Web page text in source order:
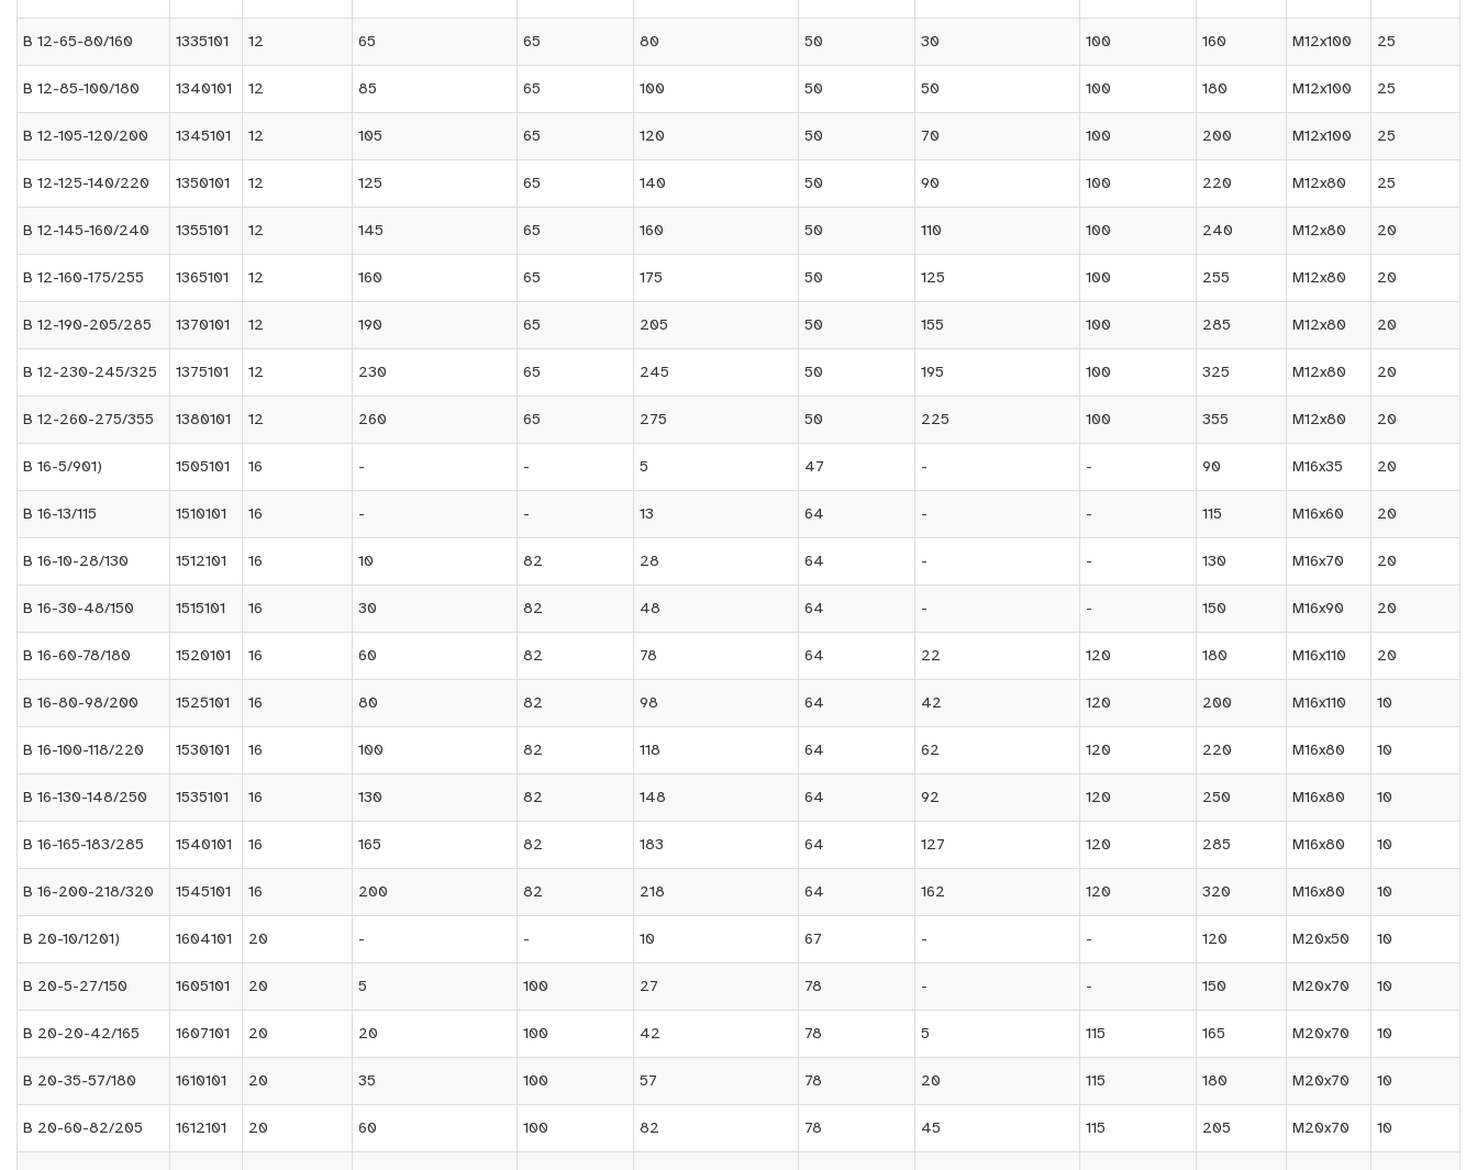
B 12-65-80/160 1335101 12 65 65 80 50 30 100 160 M12x100 25
B 12-85-100/180 1340101 12 85 65 100 50 50 100 180 M12x100 25
B 12-105-120/200 1345101 12 105 65 120 50 70 100 200 M12x100 25
B 12-125-140/220 1350101 12 125 65 140 50 90 100 220 M12x80 25
B 12-145-160/240 1355101 12 145 65 160 50 110 100 240 M12x80 20
B 12-160-175/255 1365101 12 160 65 175 50 125 100 255 M12x80 20
B 12-190-205/285 1370101 12 190 65 205 50 155 100 285 M12x80 20
B 12-230-245/325 1375101 12 230 65 245 50 195 100 325 M12x80 20
B 12-260-275/355 1380101 12 260 65 275 50 225 100 355 M12x80 20
B 16-5/901) 1505101 16 - - 5 47 - - 90 M16x35 20
B 16-13/115 1510101 16 - - 13 64 - - 115 M16x60 20
B 16-10-28/130 1512101 16 10 82 28 64 - - 130 M16x70 20
B 16-30-48/150 1515101 16 30 82 48 64 - - 150 M16x90 20
B 16-60-78/180 1520101 16 60 82 78 64 22 120 180 M16x110 20
B 16-80-98/200 1525101 16 80 82 98 64 42 120 200 M16x110 10
B 16-100-118/220 1530101 16 100 82 118 64 62 120 220 M16x80 10
B 16-130-148/250 1535101 16 130 82 148 64 92 120 250 M16x80 10
B 16-165-183/285 1540101 16 165 82 183 64 127 120 285 M16x80 10
B 16-200-218/320 1545101 16 200 82 218 64 162 120 320 M16x80 10
B 20-10/1201) 1604101 20 - - 10 67 - - 120 M20x50 10
B 20-5-27/150 1605101 20 5 100 27 78 - - 150 M20x70 10
B 20-20-42/165 1607101 20 20 100 42 78 5 115 165 M20x70 10
B 20-35-57/180 1610101 20 35 100 57 78 20 115 180 M20x70 10
B 20-60-82/205 1612101 20 60 100 82 78 45 115 205 M20x70 10